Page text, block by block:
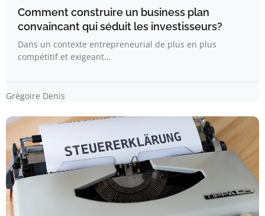
Comment construire un business plan
convaincant qui séduit les investisseurs?
Dans un contexte entrepreneurial de plus en plus
compétitif et exigeant…
Grégoire Denis